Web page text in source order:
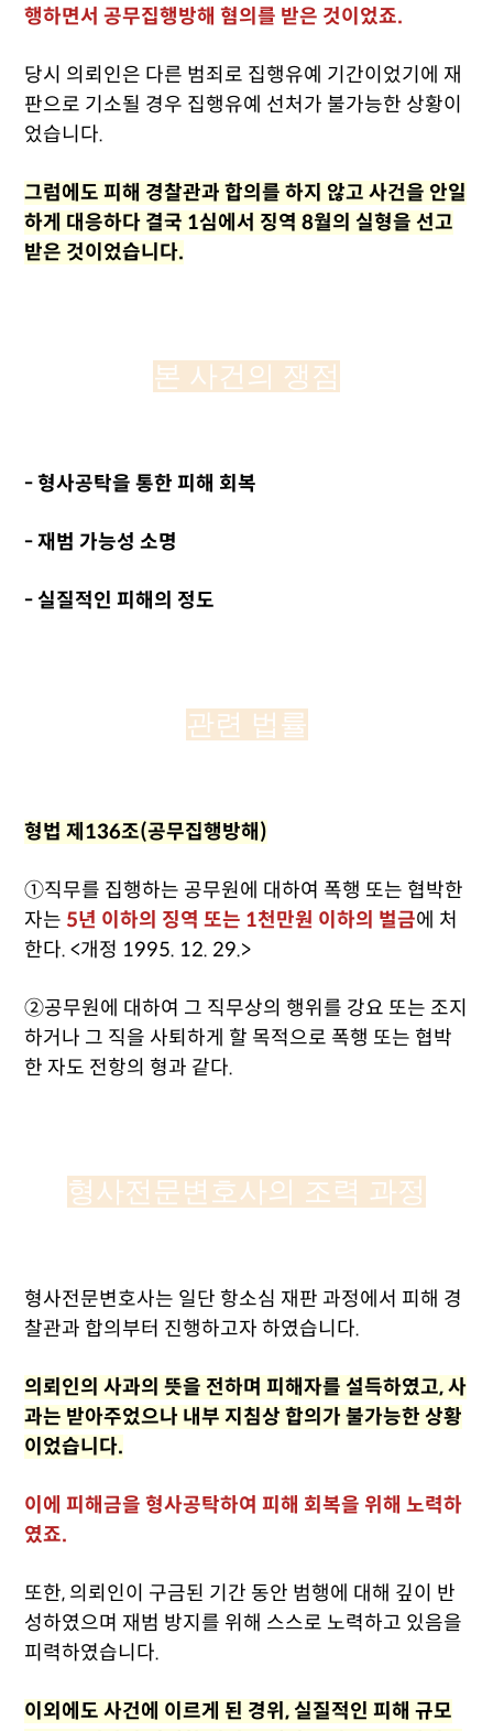
행하면서 공무집행방해 혐의를 받은 것이었죠.
당시 의뢰인은 다른 범죄로 집행유예 기간이었기에 재
판으로 기소될 경우 집행유예 선처가 불가능한 상황이
었습니다.
그럼에도 피해 경찰관과 합의를 하지 않고 사건을 안일
하게 대응하다 결국 1심에서 징역 8월의 실형을 선고
받은 것이었습니다.
본 사건의 쟁점
- 형사공탁을 통한 피해 회복
- 재범 가능성 소명
- 실질적인 피해의 정도
관련 법률
형법 제136조(공무집행방해)
①직무를 집행하는 공무원에 대하여 폭행 또는 협박한
자는 5년 이하의 징역 또는 1천만원 이하의 벌금에 처
한다. <개정 1995. 12. 29.>
②공무원에 대하여 그 직무상의 행위를 강요 또는 조지
하거나 그 직을 사퇴하게 할 목적으로 폭행 또는 협박
한 자도 전항의 형과 같다.
형사전문변호사의 조력 과정
형사전문변호사는 일단 항소심 재판 과정에서 피해 경
찰관과 합의부터 진행하고자 하였습니다.
의뢰인의 사과의 뜻을 전하며 피해자를 설득하였고, 사
과는 받아주었으나 내부 지침상 합의가 불가능한 상황
이었습니다.
이에 피해금을 형사공탁하여 피해 회복을 위해 노력하
였죠.
또한, 의뢰인이 구금된 기간 동안 범행에 대해 깊이 반
성하였으며 재범 방지를 위해 스스로 노력하고 있음을
피력하였습니다.
이외에도 사건에 이르게 된 경위, 실질적인 피해 규모